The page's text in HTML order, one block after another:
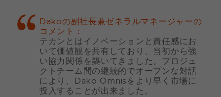
Dakoの副社長兼ゼネラルマネージャーの
コメント：
テカンとはイノベーションと責任感にお
いて価値観を共有しており、当初から強
い協力関係を築いてきました。プロジェ
クトチーム間の継続的でオープンな対話
により、Dako Omnisをより早く市場に
投入することが出来ました。